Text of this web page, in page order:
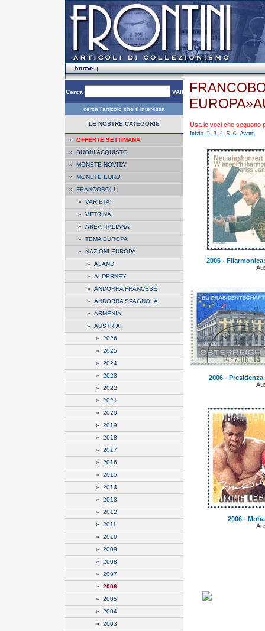
Cerca VAI!
cerca l'articolo che ti interessa
LE NOSTRE CATEGORIE
» OFFERTE SETTIMANA
» BUONI ACQUISTO
» MONETE NOVITA'
» MONETE EURO
» FRANCOBOLLI
» VARIETA'
» VETRINA
» AREA ITALIANA
» TEMA EUROPA
» NAZIONI EUROPA
» ALAND
» ALDERNEY
» ANDORRA FRANCESE
» ANDORRA SPAGNOLA
» ARMENIA
» AUSTRIA
» 2026
» 2025
» 2024
» 2023
» 2022
» 2021
» 2020
» 2019
» 2018
» 2017
» 2016
» 2015
» 2014
» 2013
» 2012
» 2011
» 2010
» 2009
» 2008
» 2007
• 2006
» 2005
» 2004
» 2003
Usa le voci che seguono
Inizio 2 3 4 5 6 Avanti
2006 -
2006 -
2006 -